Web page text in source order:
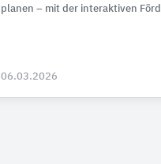
planen – mit der interaktiven
06.03.2026